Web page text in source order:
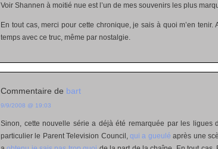
Voir Shannen à moitié nue est l’un de mes souvenirs les plus
En tout cas, merci pour cette chronique, je sais à quoi m’en tenir.
temps avec ce truc, même par nostalgie.
Commentaire de bart
9/9/2008 @ 19:03
Sinon, cette nouvelle série a déjà été remarquée par les ligues
particulier le Parent Television Council, qui a gueulé après une